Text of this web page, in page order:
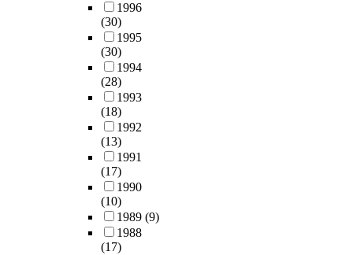
1996
(30)
1995
(30)
1994
(28)
1993
(18)
1992
(13)
1991
(17)
1990
(10)
1989 (9)
1988
(17)